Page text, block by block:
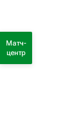
Матч-
центр